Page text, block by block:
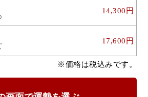
14,300円
17,600円
※価格は税込みです。